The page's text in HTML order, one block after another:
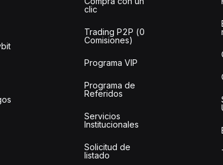
clic
Trading P2P (0
Comisiones)
Programa VIP
Programa de
Referidos
Servicios
Institucionales
Solicitud de
listado